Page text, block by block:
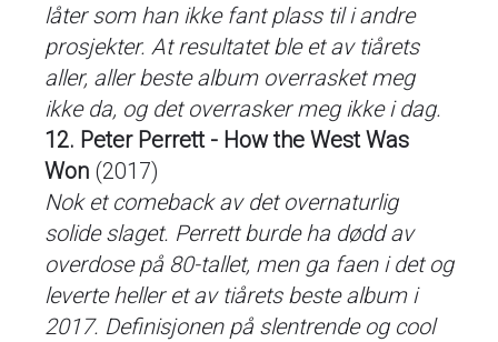
låter som han ikke fant plass til i andre
prosjekter. At resultatet ble et av tiårets
aller, aller beste album overrasket meg
ikke da, og det overrasker meg ikke i dag.
12. Peter Perrett - How the West Was
Won (2017)
Nok et comeback av det overnaturlig
solide slaget. Perrett burde ha dødd av
overdose på 80-tallet, men ga faen i det og
leverte heller et av tiårets beste album i
2017. Definisjonen på slentrende og cool